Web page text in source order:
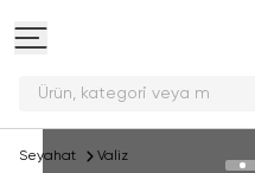
Ürün, kategori v
Seyahat Valiz